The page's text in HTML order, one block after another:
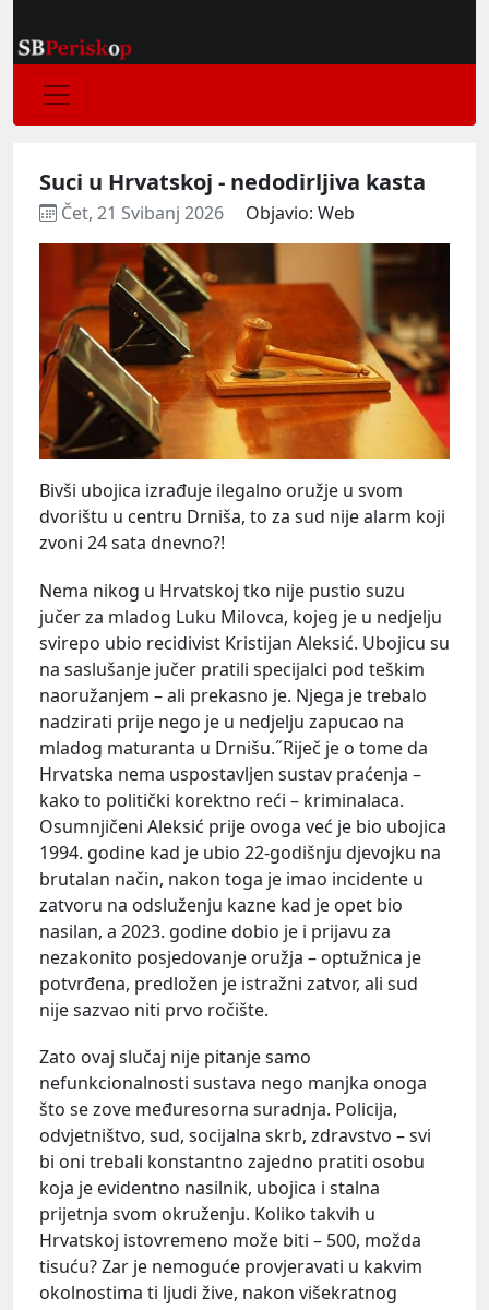
Suci u Hrvatskoj - nedodirljiva kasta
Čet, 21 Svibanj 2026 Objavio: Web
Bivši ubojica izrađuje ilegalno oružje u svom
dvorištu u centru Drniša, to za sud nije alarm koji
zvoni 24 sata dnevno?!
Nema nikog u Hrvatskoj tko nije pustio suzu
jučer za mladog Luku Milovca, kojeg je u nedjelju
svirepo ubio recidivist Kristijan Aleksić. Ubojicu su
na saslušanje jučer pratili specijalci pod teškim
naoružanjem – ali prekasno je. Njega je trebalo
nadzirati prije nego je u nedjelju zapucao na
mladog maturanta u Drnišu.˝Riječ je o tome da
Hrvatska nema uspostavljen sustav praćenja –
kako to politički korektno reći – kriminalaca.
Osumnjičeni Aleksić prije ovoga već je bio ubojica
1994. godine kad je ubio 22-godišnju djevojku na
brutalan način, nakon toga je imao incidente u
zatvoru na odsluženju kazne kad je opet bio
nasilan, a 2023. godine dobio je i prijavu za
nezakonito posjedovanje oružja – optužnica je
potvrđena, predložen je istražni zatvor, ali sud
nije sazvao niti prvo ročište.
Zato ovaj slučaj nije pitanje samo
nefunkcionalnosti sustava nego manjka onoga
što se zove međuresorna suradnja. Policija,
odvjetništvo, sud, socijalna skrb, zdravstvo – svi
bi oni trebali konstantno zajedno pratiti osobu
koja je evidentno nasilnik, ubojica i stalna
prijetnja svom okruženju. Koliko takvih u
Hrvatskoj istovremeno može biti – 500, možda
tisuću? Zar je nemoguće provjeravati u kakvim
okolnostima ti ljudi žive, nakon višekratnog